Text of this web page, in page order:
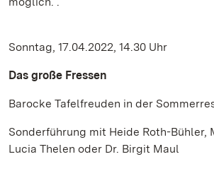
Sonntag, 17.04.2022, 14.30 Uhr
Das große Fressen
Barocke Tafelfreuden in der
Sonderführung mit Heide Roth-Bühler,
Lucia Thelen oder Dr. Birgit Maul